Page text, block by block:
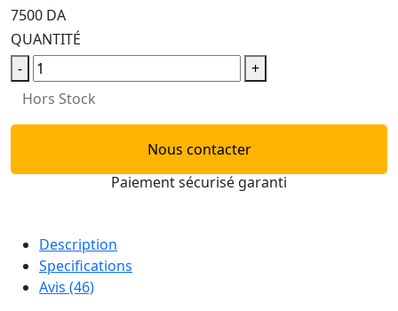
7500 DA
QUANTITÉ
-
+
Hors Stock
Nous contacter
Paiement sécurisé garanti
Description
Specifications
Avis (46)